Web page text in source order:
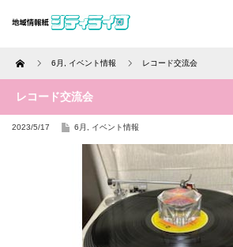
Home 6月 イベント情報 レコード交流会
レコード交流会
2023/5/17 6月 イベント情報